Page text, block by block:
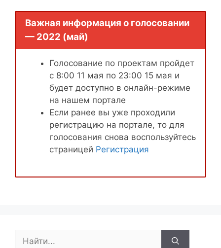
Важная информация о голосовании
— 2022 (май)
Голосование по проектам пройдет
с 8:00 11 мая по 23:00 15 мая и
будет доступно в онлайн-режиме
на нашем портале
Если ранее вы уже проходили
регистрацию на портале, то для
голосования снова воспользуйтесь
страницей Регистрация